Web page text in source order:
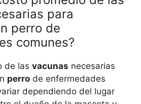
para
perro de
comunes?
de las vacunas necesarias
perro de enfermedades
dependiendo del lugar